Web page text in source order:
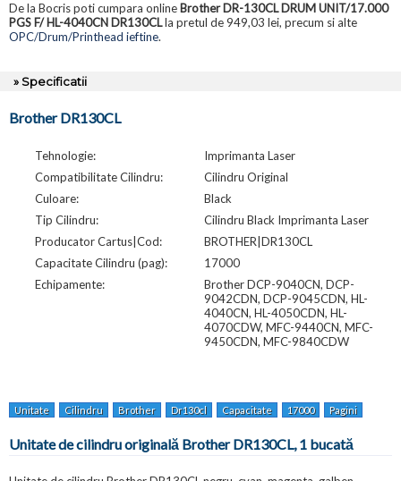
De la Bocris poti cumpara online Brother DR-130CL DRUM UNIT/17.000
PGS F/ HL-4040CN DR130CLla pretul de 949,03 lei, precum si alte
OPC/Drum/Printhead ieftine.
» Specificatii
Brother DR130CL
Tehnologie:
Imprimanta Laser
Compatibilitate Cilindru:
Cilindru Original
Culoare:
Black
Tip Cilindru:
Cilindru Black Imprimanta Laser
Producator Cartus|Cod:
BROTHER|DR130CL
Capacitate Cilindru (pag):
17000
Echipamente:
Brother DCP-9040CN, DCP-
9042CDN, DCP-9045CDN, HL-
4040CN, HL-4050CDN, HL-
4070CDW, MFC-9440CN, MFC-
9450CDN, MFC-9840CDW
Unitate Cilindru Brother Dr130cl Capacitate 17000 Pagini
Unitate de cilindru originală Brother DR130CL, 1 bucată